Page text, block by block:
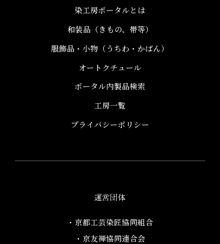
染工房ポータルとは
和装品（きもの、帯等）​
服飾品・小物​（うちわ・かばん）
オートクチュール
ポータル内製品検索
工房一覧
プライバシーポリシー
運営団体
・京都工芸染匠協同組合​
・京友禅協同連合会